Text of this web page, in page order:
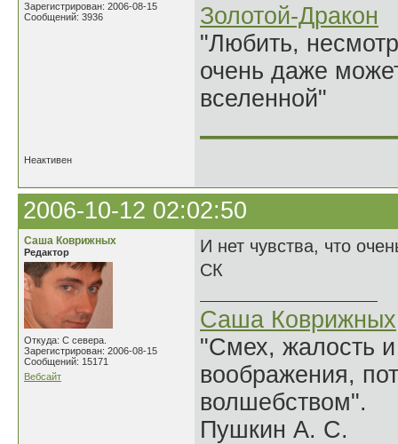
Зарегистрирован: 2006-08-15
Сообщений: 3936
Золотой-Дракон
"Любить,
очень даже
вселенной"
Неактивен
2006-10-12 02:02:50
Саша Коврижных
Редактор
Откуда: С севера.
Зарегистрирован: 2006-08-15
Сообщений: 15171
Вебсайт
И нет чувства, что
СК
Саша Коврижных
"Смех, жалость
воображения,
волшебством".
Пушкин А. С.